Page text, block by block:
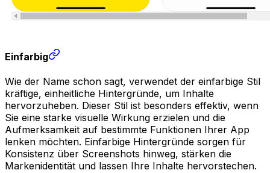
Einfarbig
Wie der Name schon sagt, verwendet der einfarbige Stil
kräftige, einheitliche Hintergründe, um Inhalte
hervorzuheben. Dieser Stil ist besonders effektiv, wenn
Sie eine starke visuelle Wirkung erzielen und die
Aufmerksamkeit auf bestimmte Funktionen Ihrer App
lenken möchten. Einfarbige Hintergründe sorgen für
Konsistenz über Screenshots hinweg, stärken die
Markenidentität und lassen Ihre Inhalte hervorstechen.